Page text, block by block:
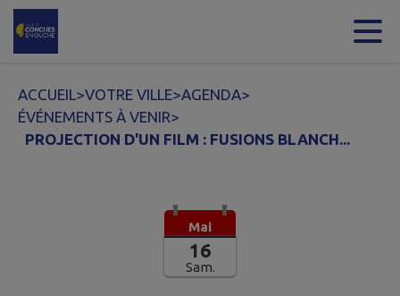
Contenu
ACCUEIL>VOTRE VILLE>AGENDA>
ÉVÉNEMENTS À VENIR>
PROJECTION D'UN FILM : FUSIONS BLANCH...
Mai
16
Sam.